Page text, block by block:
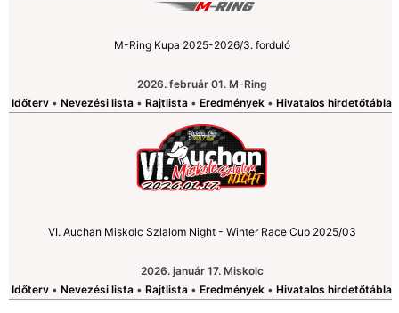
M-Ring Kupa 2025-2026/3. forduló
2026. február 01. M-Ring
Időterv • Nevezési lista • Rajtlista • Eredmények • Hivatalos hirdetőtábla
VI. Auchan Miskolc Szlalom Night - Winter Race Cup 2025/03
2026. január 17. Miskolc
Időterv • Nevezési lista • Rajtlista • Eredmények • Hivatalos hirdetőtábla